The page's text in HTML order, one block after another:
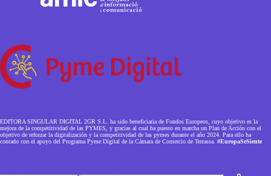
EDITORA SINGULAR DIGITAL 2GR S.L. ha sido beneficiaria de Fondos Europeos, cuyo objetivo es la
mejora de la competitividad de las PYMES, y gracias al cual ha puesto en marcha un Plan de Acción con el
objetivo de reforzar la digitalización y la competitividad de las pymes durante el año 2024. Para ello ha
contado con el apoyo del Programa Pyme Digital de la Cámara de Comercio de Terrassa. #EuropaSeSiente